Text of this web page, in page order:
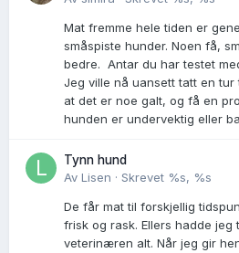
Mat fremme hele tiden er
småspiste hunder. Noen få,
bedre. Antar du har testet
Jeg ville nå uansett tatt en
at det er noe galt, og få en
hunden er undervektig eller
Tynn hund
Av Lisen · Skrevet %s, %s
De får mat til forskjellig
frisk og rask. Ellers hadde jeg
veterinæren alt. Når jeg gir